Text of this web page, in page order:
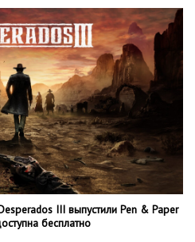
III выпустили Pen & Paper
бесплатно